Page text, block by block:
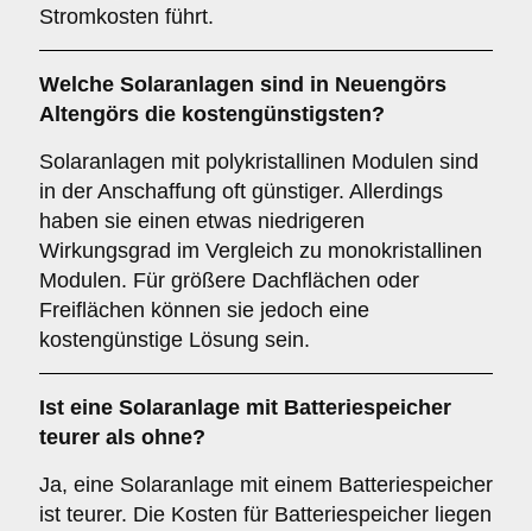
Stromkosten führt.
Welche Solaranlagen sind in Neuengörs
Altengörs die kostengünstigsten?
Solaranlagen mit polykristallinen Modulen sind
in der Anschaffung oft günstiger. Allerdings
haben sie einen etwas niedrigeren
Wirkungsgrad im Vergleich zu monokristallinen
Modulen. Für größere Dachflächen oder
Freiflächen können sie jedoch eine
kostengünstige Lösung sein.
Ist eine Solaranlage mit Batteriespeicher
teurer als ohne?
Ja, eine Solaranlage mit einem Batteriespeicher
ist teurer. Die Kosten für Batteriespeicher liegen